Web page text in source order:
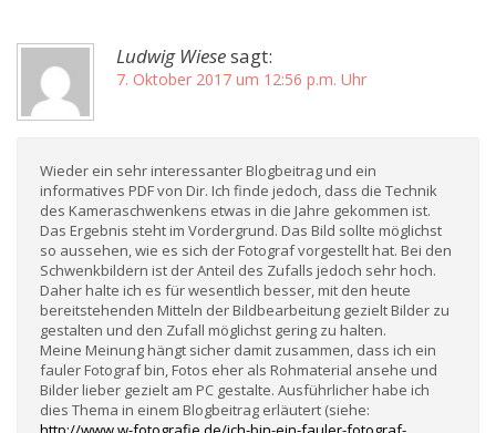
Ludwig Wiesesagt:
7. Oktober 2017 um 12:56 p.m. Uhr
Wieder ein sehr interessanter Blogbeitrag und ein
informatives PDF von Dir. Ich finde jedoch, dass die Technik
des Kameraschwenkens etwas in die Jahre gekommen ist.
Das Ergebnis steht im Vordergrund. Das Bild sollte möglichst
so aussehen, wie es sich der Fotograf vorgestellt hat. Bei den
Schwenkbildern ist der Anteil des Zufalls jedoch sehr hoch.
Daher halte ich es für wesentlich besser, mit den heute
bereitstehenden Mitteln der Bildbearbeitung gezielt Bilder zu
gestalten und den Zufall möglichst gering zu halten.
Meine Meinung hängt sicher damit zusammen, dass ich ein
fauler Fotograf bin, Fotos eher als Rohmaterial ansehe und
Bilder lieber gezielt am PC gestalte. Ausführlicher habe ich
dies Thema in einem Blogbeitrag erläutert (siehe: